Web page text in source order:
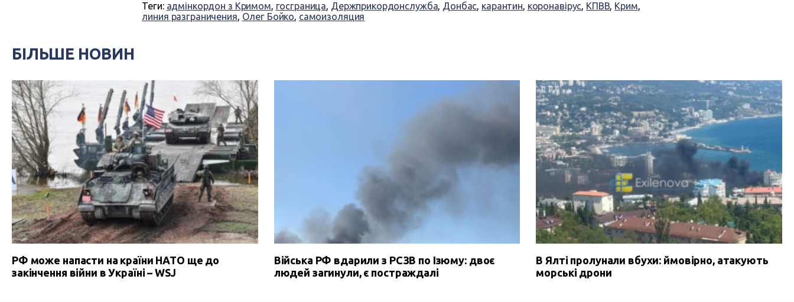
Теги: адмінкордон з Кримом, госграница, Держприкордонслужба, Донбас, карантин, коронавірус, КПВВ, Крим,
линия разграничения, Олег Бойко, самоизоляция
БІЛЬШЕ НОВИН
РФ може напасти на країни НАТО ще до
закінчення війни в Україні – WSJ
Війська РФ вдарили з РСЗВ по Ізюму: двоє
людей загинули, є постраждалі
В Ялті пролунали вбухи: ймовірно, атакують
морські дрони